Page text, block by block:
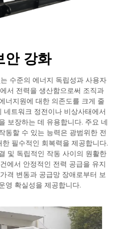
안 강화
수준의 에너지 독립성과 사용자
서 전력을 생산함으로써 조직과
너지원에 대한 의존도를 크게 줄
네트워크 정전이나 비상사태에서
보장하는 데 유용합니다. 주요 네
동할 수 있는 능력은 광범위한 전
필수적인 회복력을 제공합니다.
및 독립적인 작동 사이의 원활한
에서 안정적인 전력 공급을 유지
격 변동과 공급망 장애로부터 보
영 확실성을 제공합니다.